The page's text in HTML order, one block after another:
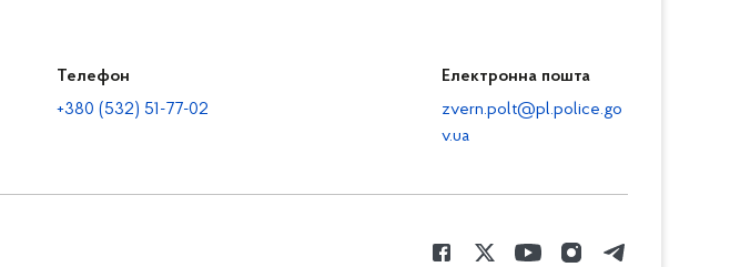
Телефон
+380 (532) 51-77-02
Електронна пошта
zvern.polt@pl.police.go
v.ua